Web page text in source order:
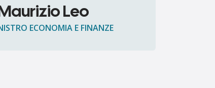
Leo
ECONOMIA E FINANZE